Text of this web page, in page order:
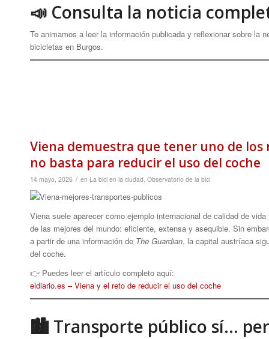
📣 Consulta la noticia
Te animamos a leer la información publicada y reflexionar sobre la
bicicletas en Burgos.
Viena demuestra que tener uno de
no basta para reducir el uso del coche
14 mayo, 2026 / en La bici en la ciudad, Observatorio de la bici
Viena suele aparecer como ejemplo internacional de calidad de
de las mejores del mundo: eficiente, extensa y asequible. Sin
a partir de una información de The Guardian, la capital austríaca
del coche.
👉 Puedes leer el artículo completo aquí:
eldiario.es – Viena y el reto de reducir el uso del coche
🏙 Transporte público sí…